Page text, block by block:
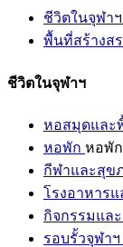
ชีวิตในจุฬาฯ
พื้นที่สร้างส
ชีวิตในจุฬาฯ
หอสมุดและ
หอพัก หอพัก
กีฬาและสุข
โรงอาหารแ
กิจกรรมแล
รอบรั้วจุฬาฯ